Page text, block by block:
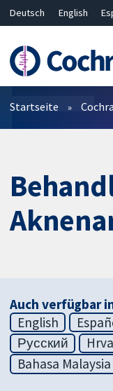
Deutsch English
Bahasa Malaysia
ไทย
简体中文
Filter
Startseite
Auch verfügbar
English
Русский
Bahasa Malaysia